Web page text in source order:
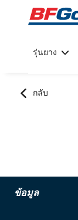
Go to page content
รุ่นยาง
กลับ
ข้อมูล